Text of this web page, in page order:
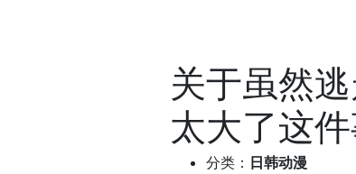
关于虽然
太大了这
分类： 日韩动漫